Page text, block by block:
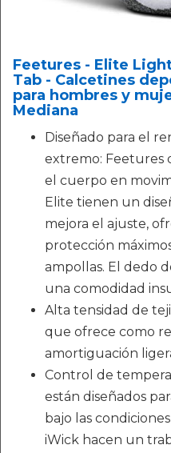
Feetures - Elite
Tab - Calcetines
para hombres y
Mediana
Diseñado para el
extremo: Feetures
el cuerpo en
Elite tienen un
mejora el ajuste,
protección
ampollas. El dedo
una comodidad
Alta tensidad de
que ofrece como
amortiguación
Control de
están diseñados
bajo las
iWick hacen un